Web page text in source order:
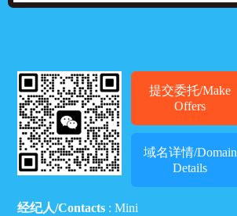
提交委托/Make
Offers
域名详情/Domain
Details
经纪人/Contacts : Mini